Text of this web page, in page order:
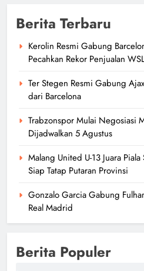
Berita Terbaru
Kerolin Resmi Gabung
Pecahkan Rekor Penjualan
Ter Stegen Resmi Gabung
dari Barcelona
Trabzonspor Mulai Negosiasi
Dijadwalkan 5 Agustus
Malang United U-13 Juara
Siap Tatap Putaran Provinsi
Gonzalo Garcia Gabung
Real Madrid
Berita Populer